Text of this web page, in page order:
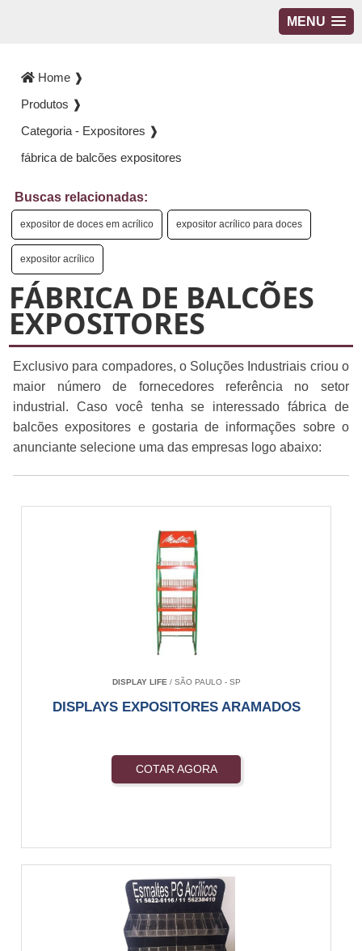
MENU
Home ❱
Produtos ❱
Categoria - Expositores ❱
fábrica de balcões expositores
Buscas relacionadas:
expositor de doces em acrílico expositor acrílico para doces
expositor acrílico
FÁBRICA DE BALCÕES
EXPOSITORES
Exclusivo para compadores, o Soluções Industriais criou o
maior número de fornecedores referência no setor
industrial. Caso você tenha se interessado fábrica de
balcões expositores e gostaria de informações sobre o
anunciante selecione uma das empresas logo abaixo:
DISPLAY LIFE / SÃO PAULO - SP
DISPLAYS EXPOSITORES ARAMADOS
COTAR AGORA